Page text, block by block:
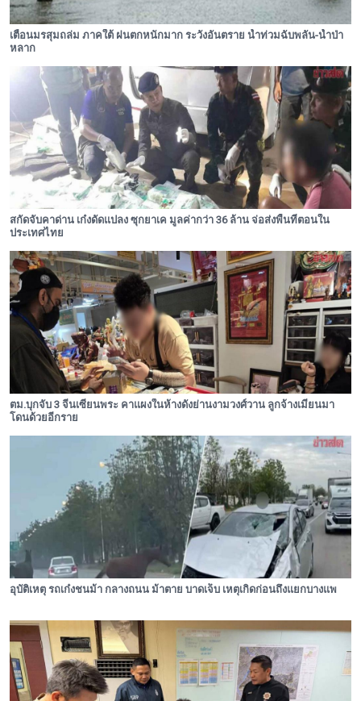
เตือนมรสุมถล่ม ภาคใต้ ฝนตกหนักมาก ระวังอันตราย น้ำท่วมฉับพลัน-น้ำป่า
หลาก
สกัดจับคาด่าน เก๋งดัดแปลง ซุกยาเค มูลค่ากว่า 36 ล้าน จ่อส่งพื้นที่ตอนใน
ประเทศไทย
ตม.บุกจับ 3 จีนเซียนพระ คาแผงในห้างดังย่านงามวงศ์วาน ลูกจ้างเมียนมา
โดนด้วยอีกราย
อุบัติเหตุ รถเก๋งชนม้า กลางถนน ม้าตาย บาดเจ็บ เหตุเกิดก่อนถึงแยกบางแพ